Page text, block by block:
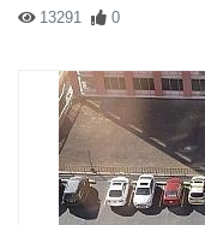
13291 0